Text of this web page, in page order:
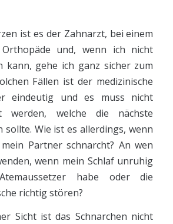
ist es der Zahnarzt, bei einem
und, wenn ich nicht
kann, gehe ich ganz sicher zum
Fällen ist der medizinische
eindeutig und es muss nicht
werden, welche die nächste
sollte. Wie ist es allerdings, wenn
Partner schnarcht? An wen
wenn mein Schlaf unruhig
habe oder die
richtig stören?
Sicht ist das Schnarchen nicht